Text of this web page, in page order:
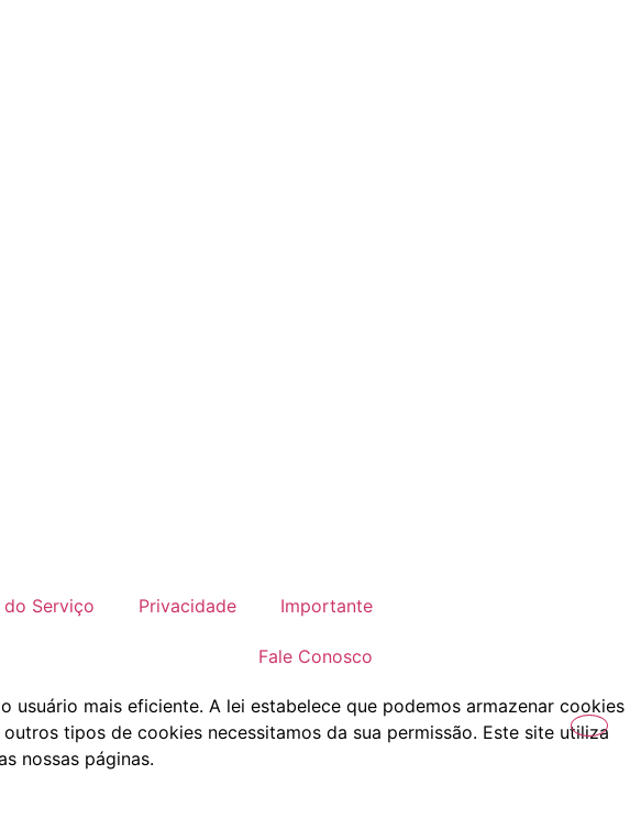
do Serviço Privacidade Importante
Fale Conosco
mais eficiente. A lei estabelece que podemos armazenar cookies
tipos de cookies necessitamos da sua permissão. Este site utiliza
nossas páginas.